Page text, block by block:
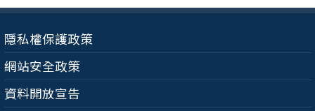
隱私權保護政策
網站安全政策
資料開放宣告